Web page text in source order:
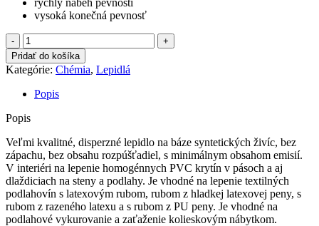
vysoká konečná pevnosť
množstvo
Lepidlo
do
mokrého
a
adhézneho
lôžka
391
Pridať do košíka
Kategórie: Chémia, Lepidlá
Popis
Popis
Veľmi kvalitné, disperzné lepidlo na báze syntetických živíc, bez
zápachu, bez obsahu rozpúšťadiel, s minimálnym obsahom emisií.
V interiéri na lepenie homogénnych PVC krytín v pásoch a aj
dlaždiciach na steny a podlahy. Je vhodné na lepenie textilných
podlahovín s latexovým rubom, rubom z hladkej latexovej peny, s
rubom z razeného latexu a s rubom z PU peny. Je vhodné na
podlahové vykurovanie a zaťaženie kolieskovým nábytkom.